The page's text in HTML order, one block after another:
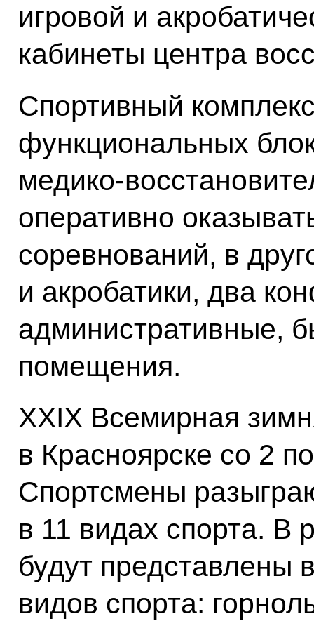
игровой и
кабинеты центра
Спортивный
функциональных
медико-
оперативно
соревнований, в
и акробатики, два
административные,
помещения.
XXIX Всемирная
в Красноярске со 2
Спортсмены
в 11 видах спорта. В
будут представлены
видов спорта: